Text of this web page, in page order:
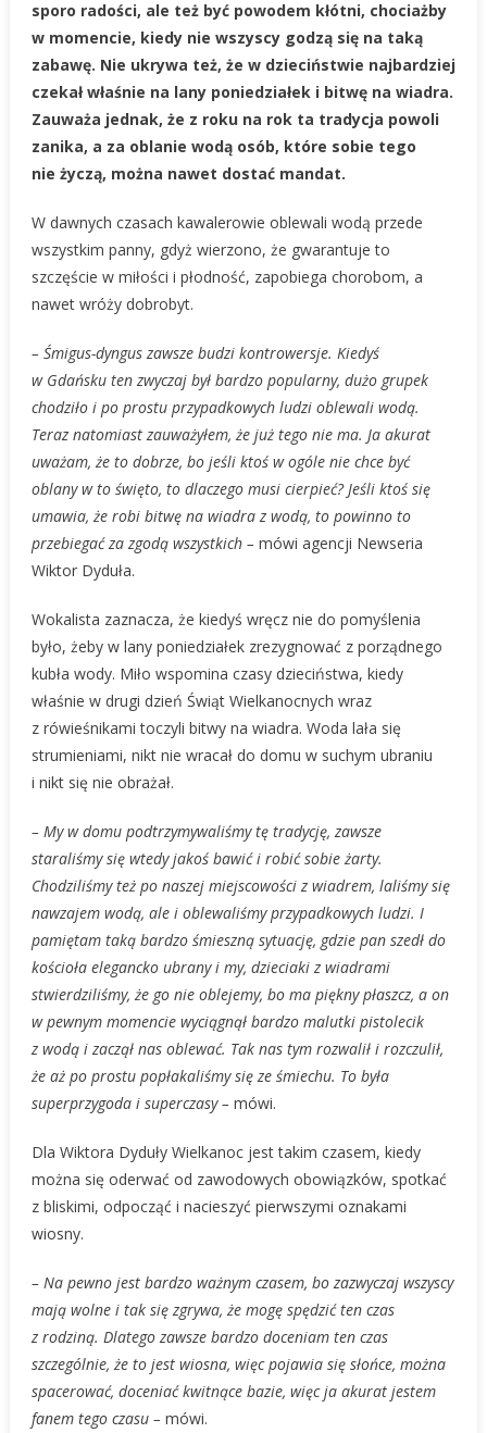
sporo radości, ale też być powodem kłótni, chociażby
w momencie, kiedy nie wszyscy godzą się na taką
zabawę. Nie ukrywa też, że w dzieciństwie najbardziej
czekał właśnie na lany poniedziałek i bitwę na wiadra.
Zauważa jednak, że z roku na rok ta tradycja powoli
zanika, a za oblanie wodą osób, które sobie tego
nie życzą, można nawet dostać mandat.
W dawnych czasach kawalerowie oblewali wodą przede
wszystkim panny, gdyż wierzono, że gwarantuje to
szczęście w miłości i płodność, zapobiega chorobom, a
nawet wróży dobrobyt.
– Śmigus-dyngus zawsze budzi kontrowersje. Kiedyś
w Gdańsku ten zwyczaj był bardzo popularny, dużo grupek
chodziło i po prostu przypadkowych ludzi oblewali wodą.
Teraz natomiast zauważyłem, że już tego nie ma. Ja akurat
uważam, że to dobrze, bo jeśli ktoś w ogóle nie chce być
oblany w to święto, to dlaczego musi cierpieć? Jeśli ktoś się
umawia, że robi bitwę na wiadra z wodą, to powinno to
przebiegać za zgodą wszystkich –mówi agencji Newseria
Wiktor Dyduła.
Wokalista zaznacza, że kiedyś wręcz nie do pomyślenia
było, żeby w lany poniedziałek zrezygnować z porządnego
kubła wody. Miło wspomina czasy dzieciństwa, kiedy
właśnie w drugi dzień Świąt Wielkanocnych wraz
z rówieśnikami toczyli bitwy na wiadra. Woda lała się
strumieniami, nikt nie wracał do domu w suchym ubraniu
i nikt się nie obrażał.
– My w domu podtrzymywaliśmy tę tradycję, zawsze
staraliśmy się wtedy jakoś bawić i robić sobie żarty.
Chodziliśmy też po naszej miejscowości z wiadrem, laliśmy się
nawzajem wodą, ale i oblewaliśmy przypadkowych ludzi. I
pamiętam taką bardzo śmieszną sytuację, gdzie pan szedł do
kościoła elegancko ubrany i my, dzieciaki z wiadrami
stwierdziliśmy, że go nie oblejemy, bo ma piękny płaszcz, a on
w pewnym momencie wyciągnął bardzo malutki pistolecik
z wodą i zaczął nas oblewać. Tak nas tym rozwalił i rozczulił,
że aż po prostu popłakaliśmy się ze śmiechu. To była
superprzygoda i superczasy –mówi.
Dla Wiktora Dyduły Wielkanoc jest takim czasem, kiedy
można się oderwać od zawodowych obowiązków, spotkać
z bliskimi, odpocząć i nacieszyć pierwszymi oznakami
wiosny.
– Na pewno jest bardzo ważnym czasem, bo zazwyczaj wszyscy
mają wolne i tak się zgrywa, że mogę spędzić ten czas
z rodziną. Dlatego zawsze bardzo doceniam ten czas
szczególnie, że to jest wiosna, więc pojawia się słońce, można
spacerować, doceniać kwitnące bazie, więc ja akurat jestem
fanem tego czasu –mówi.